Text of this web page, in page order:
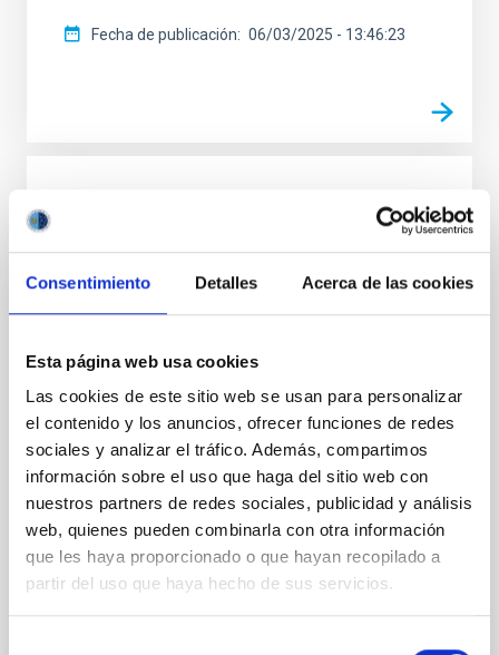
Consentimiento Detalles Acerca de las cookies
Esta página web usa cookies
Las cookies de este sitio web se usan para personalizar
el contenido y los anuncios, ofrecer funciones de redes
sociales y analizar el tráfico. Además, compartimos
información sobre el uso que haga del sitio web con
nuestros partners de redes sociales, publicidad y análisis
web, quienes pueden combinarla con otra información
que les haya proporcionado o que hayan recopilado a
partir del uso que haya hecho de sus servicios.
Fecha de publicación 06/03/2025 - 13:46:23
coincidiendo con la conmemoración del 8M, Día
Igualdad. Este documento recoge el trabajo activo del
IAC por el fomento de la Igualdad y la Equidad en el
ámbito laboral e institucional al tiempo que propone
las medidas concretas que materializarán el mismo.
El IAC ha sido pionero en instaurar políticas de
Igualdad en el ámbito de la ciencia en España. De
hecho, antes de que se aprobara la Ley Orgánica
3/2007, para la igualdad efectiva de mujeres y
Fecha de publicación 07/03/2025 - 10:00:00